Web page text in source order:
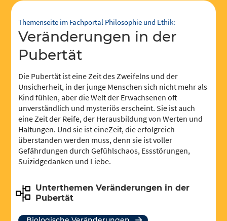
Themenseite im Fachportal Philosophie und Ethik:
Veränderungen in der
Pubertät
Die Pubertät ist eine Zeit des Zweifelns und der
Unsicherheit, in der junge Menschen sich nicht mehr als
Kind fühlen, aber die Welt der Erwachsenen oft
unverständlich und mysteriös erscheint. Sie ist auch
eine Zeit der Reife, der Herausbildung von Werten und
Haltungen. Und sie ist eineZeit, die erfolgreich
überstanden werden muss, denn sie ist voller
Gefährdungen durch Gefühlschaos, Essstörungen,
Suizidgedanken und Liebe.
Unterthemen Veränderungen in der
Pubertät